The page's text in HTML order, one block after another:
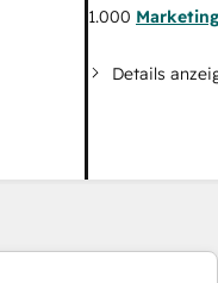
1.000
Details